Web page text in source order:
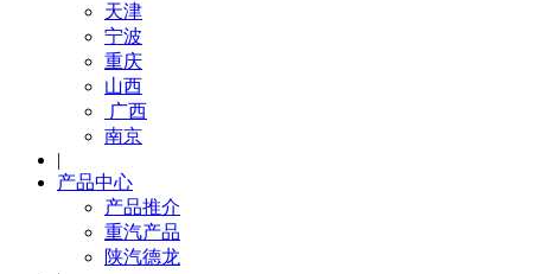
天津
宁波
重庆
山西
广西
南京
|
产品中心
产品推介
重汽产品
陕汽德龙